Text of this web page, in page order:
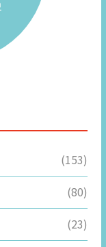
(153)
(80)
(23)